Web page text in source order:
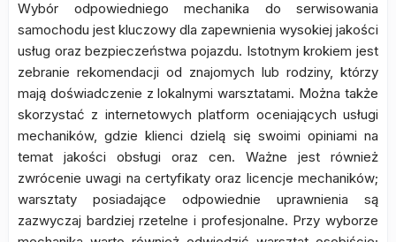
Wybór odpowiedniego mechanika do serwisowania
samochodu jest kluczowy dla zapewnienia wysokiej jakości
usług oraz bezpieczeństwa pojazdu. Istotnym krokiem jest
zebranie rekomendacji od znajomych lub rodziny, którzy
mają doświadczenie z lokalnymi warsztatami. Można także
skorzystać z internetowych platform oceniających usługi
mechaników, gdzie klienci dzielą się swoimi opiniami na
temat jakości obsługi oraz cen. Ważne jest również
zwrócenie uwagi na certyfikaty oraz licencje mechaników;
warsztaty posiadające odpowiednie uprawnienia są
zazwyczaj bardziej rzetelne i profesjonalne. Przy wyborze